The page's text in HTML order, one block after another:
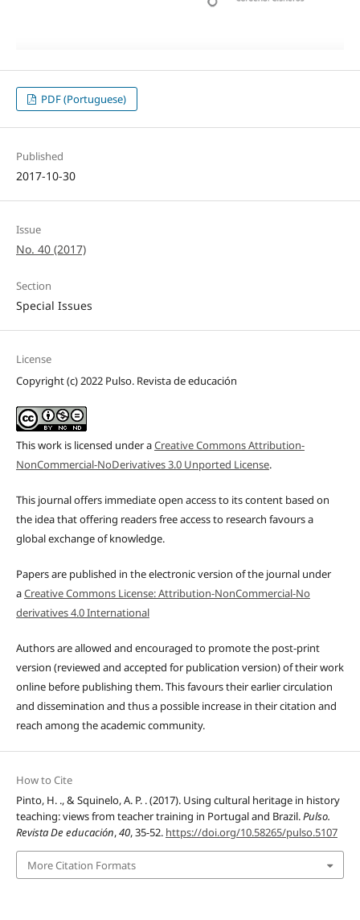
PDF (Portuguese)
Published
2017-10-30
Issue
No. 40 (2017)
Section
Special Issues
License
Copyright (c) 2022 Pulso. Revista de educación
This work is licensed under aCreative Commons Attribution-
NonCommercial-NoDerivatives 3.0 Unported License.
This journal offers immediate open access to its content based on
the idea that offering readers free access to research favours a
global exchange of knowledge.
Papers are published in the electronic version of the journal under
aCreative Commons License: Attribution-NonCommercial-No
derivatives 4.0 International
Authors are allowed and encouraged to promote the post-print
version (reviewed and accepted for publication version) of their work
online before publishing them. This favours their earlier circulation
and dissemination and thus a possible increase in their citation and
reach among the academic community.
How to Cite
Pinto, H. ., & Squinelo, A. P. . (2017). Using cultural heritage in history
teaching: views from teacher training in Portugal and Brazil.Pulso.
Revista De educación,40, 35-52. https://doi.org/10.58265/pulso.5107
More Citation Formats